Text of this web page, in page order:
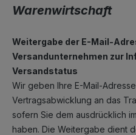
Warenwirtschaft
Weitergabe der E-Mail-
Versandunternehmen zur
Versandstatus
Wir geben Ihre E-Mail-
Vertragsabwicklung an das
sofern Sie dem ausdrücklich
haben. Die Weitergabe dient